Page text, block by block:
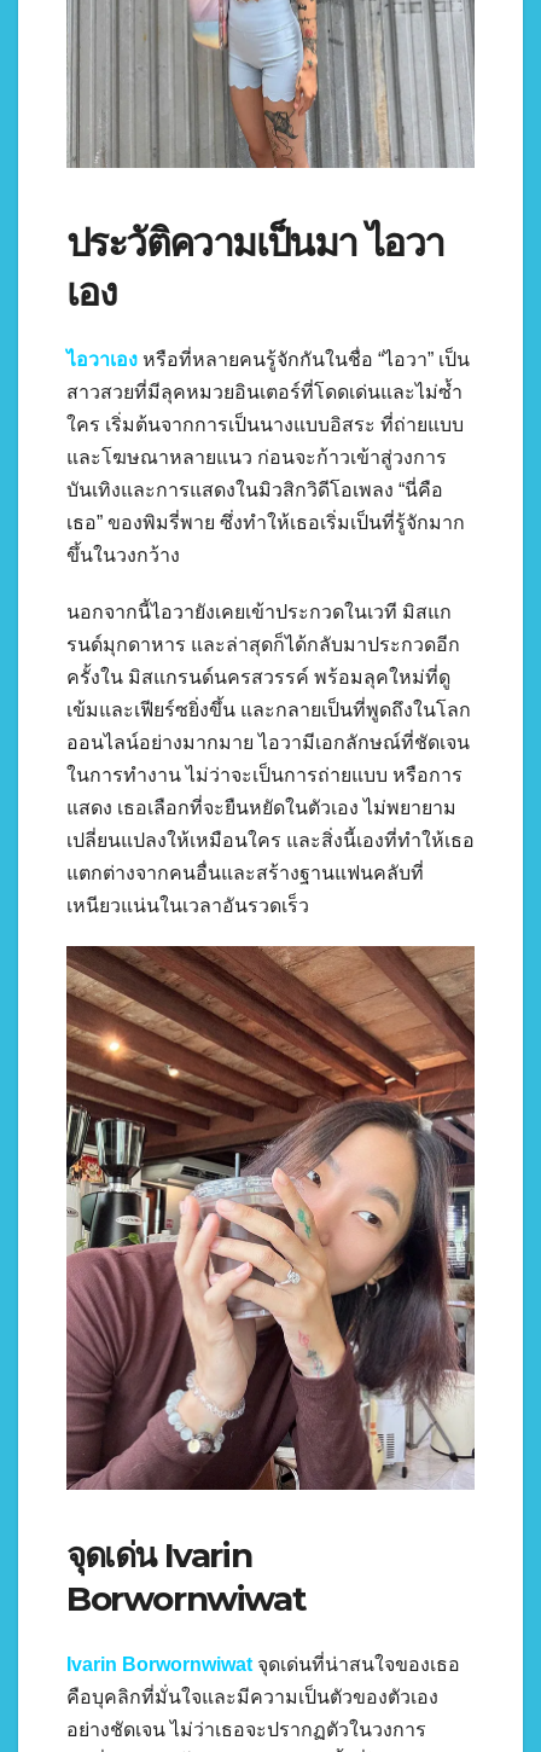
ประวัติความเป็นมา ไอวา
เอง
ไอวาเอง หรือที่หลายคนรู้จักกันในชื่อ “ไอวา” เป็น
สาวสวยที่มีลุคหมวยอินเตอร์ที่โดดเด่นและไม่ซ้ำ
ใคร เริ่มต้นจากการเป็นนางแบบอิสระ ที่ถ่ายแบบ
และโฆษณาหลายแนว ก่อนจะก้าวเข้าสู่วงการ
บันเทิงและการแสดงในมิวสิกวิดีโอเพลง “นี่คือ
เธอ” ของพิมรี่พาย ซึ่งทำให้เธอเริ่มเป็นที่รู้จักมาก
ขึ้นในวงกว้าง
นอกจากนี้ไอวายังเคยเข้าประกวดในเวที มิสแก
รนด์มุกดาหาร และล่าสุดก็ได้กลับมาประกวดอีก
ครั้งใน มิสแกรนด์นครสวรรค์ พร้อมลุคใหม่ที่ดู
เข้มและเฟียร์ซยิ่งขึ้น และกลายเป็นที่พูดถึงในโลก
ออนไลน์อย่างมากมาย ไอวามีเอกลักษณ์ที่ชัดเจน
ในการทำงาน ไม่ว่าจะเป็นการถ่ายแบบ หรือการ
แสดง เธอเลือกที่จะยืนหยัดในตัวเอง ไม่พยายาม
เปลี่ยนแปลงให้เหมือนใคร และสิ่งนี้เองที่ทำให้เธอ
แตกต่างจากคนอื่นและสร้างฐานแฟนคลับที่
เหนียวแน่นในเวลาอันรวดเร็ว
จุดเด่น Ivarin
Borwornwiwat
Ivarin Borwornwiwat จุดเด่นที่น่าสนใจของเธอ
คือบุคลิกที่มั่นใจและมีความเป็นตัวของตัวเอง
อย่างชัดเจน ไม่ว่าเธอจะปรากฏตัวในวงการ